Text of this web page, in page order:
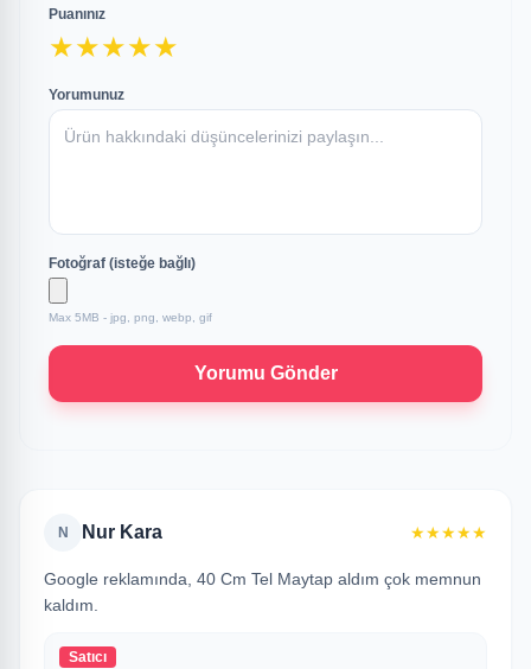
Puanınız
★★★★★
Yorumunuz
Fotoğraf (isteğe bağlı)
Max 5MB - jpg, png, webp, gif
Yorumu Gönder
N Nur Kara ★★★★★
Google reklamında, 40 Cm Tel Maytap aldım çok memnun
kaldım.
Satıcı